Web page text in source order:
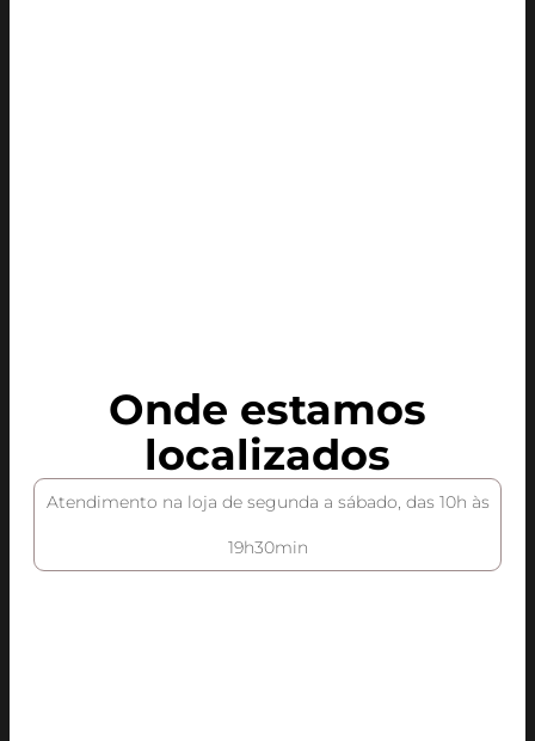
Onde estamos
localizados
Atendimento na loja de segunda a sábado, das 10h às
19h30min